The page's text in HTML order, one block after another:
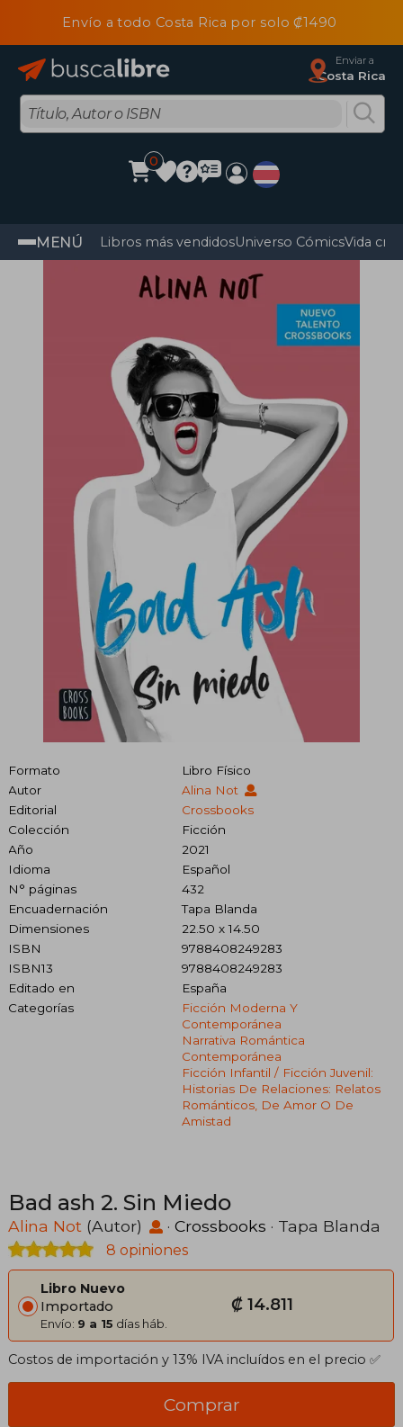
Envío a todo Costa Rica por solo ₡1490
Enviar a
Costa Rica
0
MENÚ Libros más vendidosUniverso CómicsVida
Formato
Libro Físico
Autor
Alina Not
Editorial
Crossbooks
Colección
Ficción
Año
2021
Idioma
Español
N° páginas
432
Encuadernación
Tapa Blanda
Dimensiones
22.50 x 14.50
ISBN
9788408249283
ISBN13
9788408249283
Editado en
España
Categorías
Ficción Moderna Y
Contemporánea
Narrativa Romántica
Contemporánea
Ficción Infantil / Ficción Juvenil:
Historias De Relaciones: Relatos
Románticos, De Amor O De
Amistad
Bad ash 2. Sin Miedo
Alina Not (Autor) · Crossbooks · Tapa Blanda
8 opiniones
Libro Nuevo
Importado
Envío: 9 a 15 días háb.
₡ 14.811
Costos de importación y 13% IVA incluídos en el precio ✅
Comprar